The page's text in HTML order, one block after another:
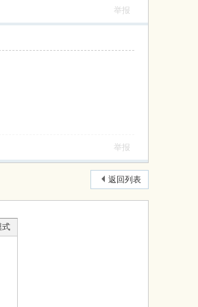
举报
举报
返回列表
式